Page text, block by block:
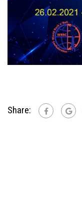
Share: